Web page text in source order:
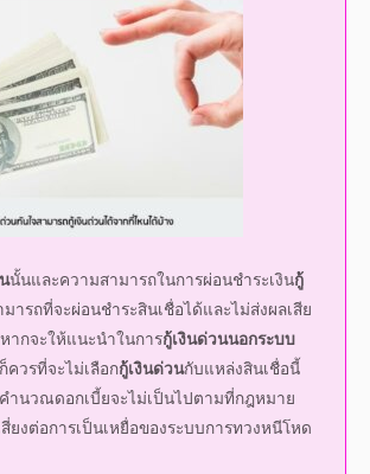
นั้นและความสามารถในการผ่อนชำระ
ากจะให้แนะนำในการกู้เงินด่วนนอกระบบ
ควรที่จะไม่เลือกกู้เงินด่วนกับแหล่งสินเชื่อนี้
ำนวณดอกเบี้ยจะไม่เป็นไปตามที่กฎหมาย
ยงต่อการเป็นเหยื่อของระบบการทวงหนีโหด